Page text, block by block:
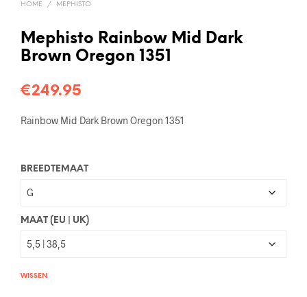
HOME / MEPHISTO
Mephisto Rainbow Mid Dark
Brown Oregon 1351
€249.95
Rainbow Mid Dark Brown Oregon 1351
BREEDTEMAAT
MAAT (EU | UK)
WISSEN